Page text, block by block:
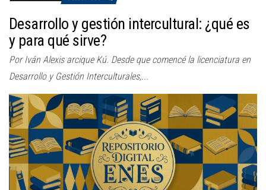
Desarrollo y gestión intercultural: ¿qué es
y para qué sirve?
Por Iván Alexis arcique Kú. Desde que comencé la licenciatura en
Desarrollo y Gestión Interculturales,...